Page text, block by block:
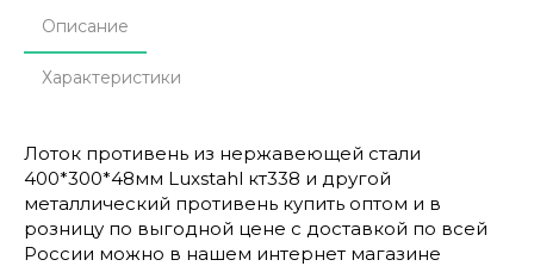
Описание
Характеристики
Лоток противень из нержавеющей стали
400*300*48мм Luxstahl кт338 и другой
металлический противень купить оптом и в
розницу по выгодной цене с доставкой по всей
России можно в нашем интернет магазине